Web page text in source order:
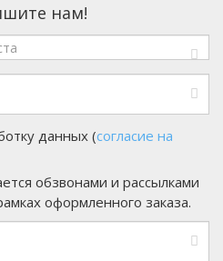
нам!
данных (согласие на
обзвонами и рассылками
оформленного заказа.